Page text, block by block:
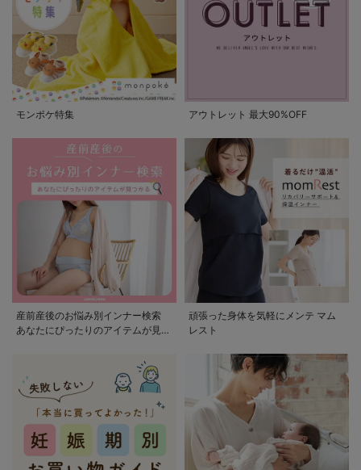
モンポケ特集 アウトレット 最大90%OFF
産前産後のお悩み別インナー検索
あなたにぴったりのアイテムが見つ
頑張った身体を気軽にメンテ マム
レスト